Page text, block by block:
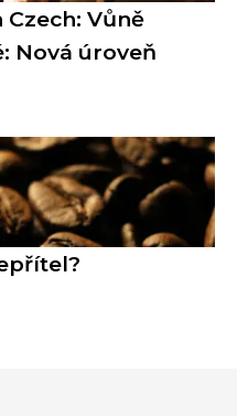
Vůně
Nová úroveň